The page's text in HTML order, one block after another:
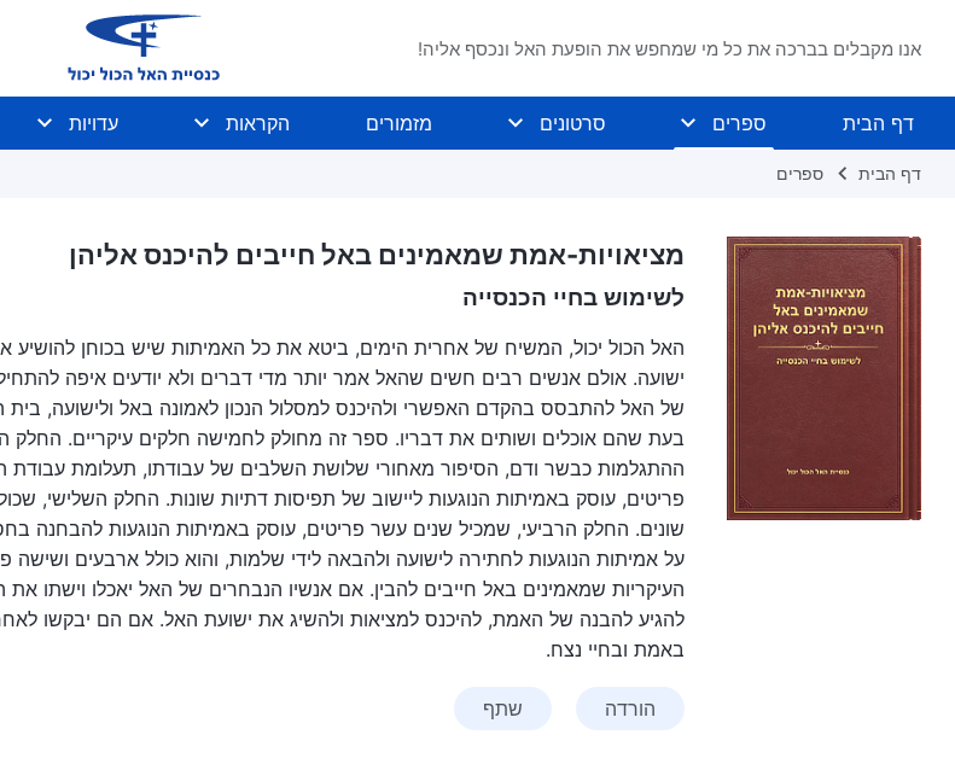
אנו מקבלים בברכה את כל מי שמחפש את הופעת האל ונכסף אליה!
דף הבית ספרים סרטונים מזמורים הקראות עדויות
דף הבית ספרים
מציאויות-אמת שמאמינים באל חייבים להיכנס אליהן
לשימוש בחיי הכנסייה
האל הכול יכול, המשיח של אחרית הימים, ביטא את כל האמיתות שיש בכוחן להושיע
ישועה. אולם אנשים רבים חשים שהאל אמר יותר מדי דברים ולא יודעים איפה
של האל להתבסס בהקדם האפשרי ולהיכנס למסלול הנכון לאמונה באל ולישועה,
בעת שהם אוכלים ושותים את דבריו. ספר זה מחולק לחמישה חלקים עיקריים. החלק
ההתגלמות כבשר ודם, הסיפור מאחורי שלושת השלבים של עבודתו, תעלומת עבודת
פריטים, עוסק באמיתות הנוגעות ליישוב של תפיסות דתיות שונות. החלק השלישי,
שונים. החלק הרביעי, שמכיל שנים עשר פריטים, עוסק באמיתות הנוגעות להבחנה
על אמיתות הנוגעות לחתירה לישועה ולהבאה לידי שלמות, והוא כולל ארבעים
העיקריות שמאמינים באל חייבים להבין. אם אנשיו הנבחרים של האל יאכלו וישתו
להגיע להבנה של האמת, להיכנס למציאות ולהשיג את ישועת האל. אם הם יבקשו
באמת ובחיי נצח.
הורדה שתף